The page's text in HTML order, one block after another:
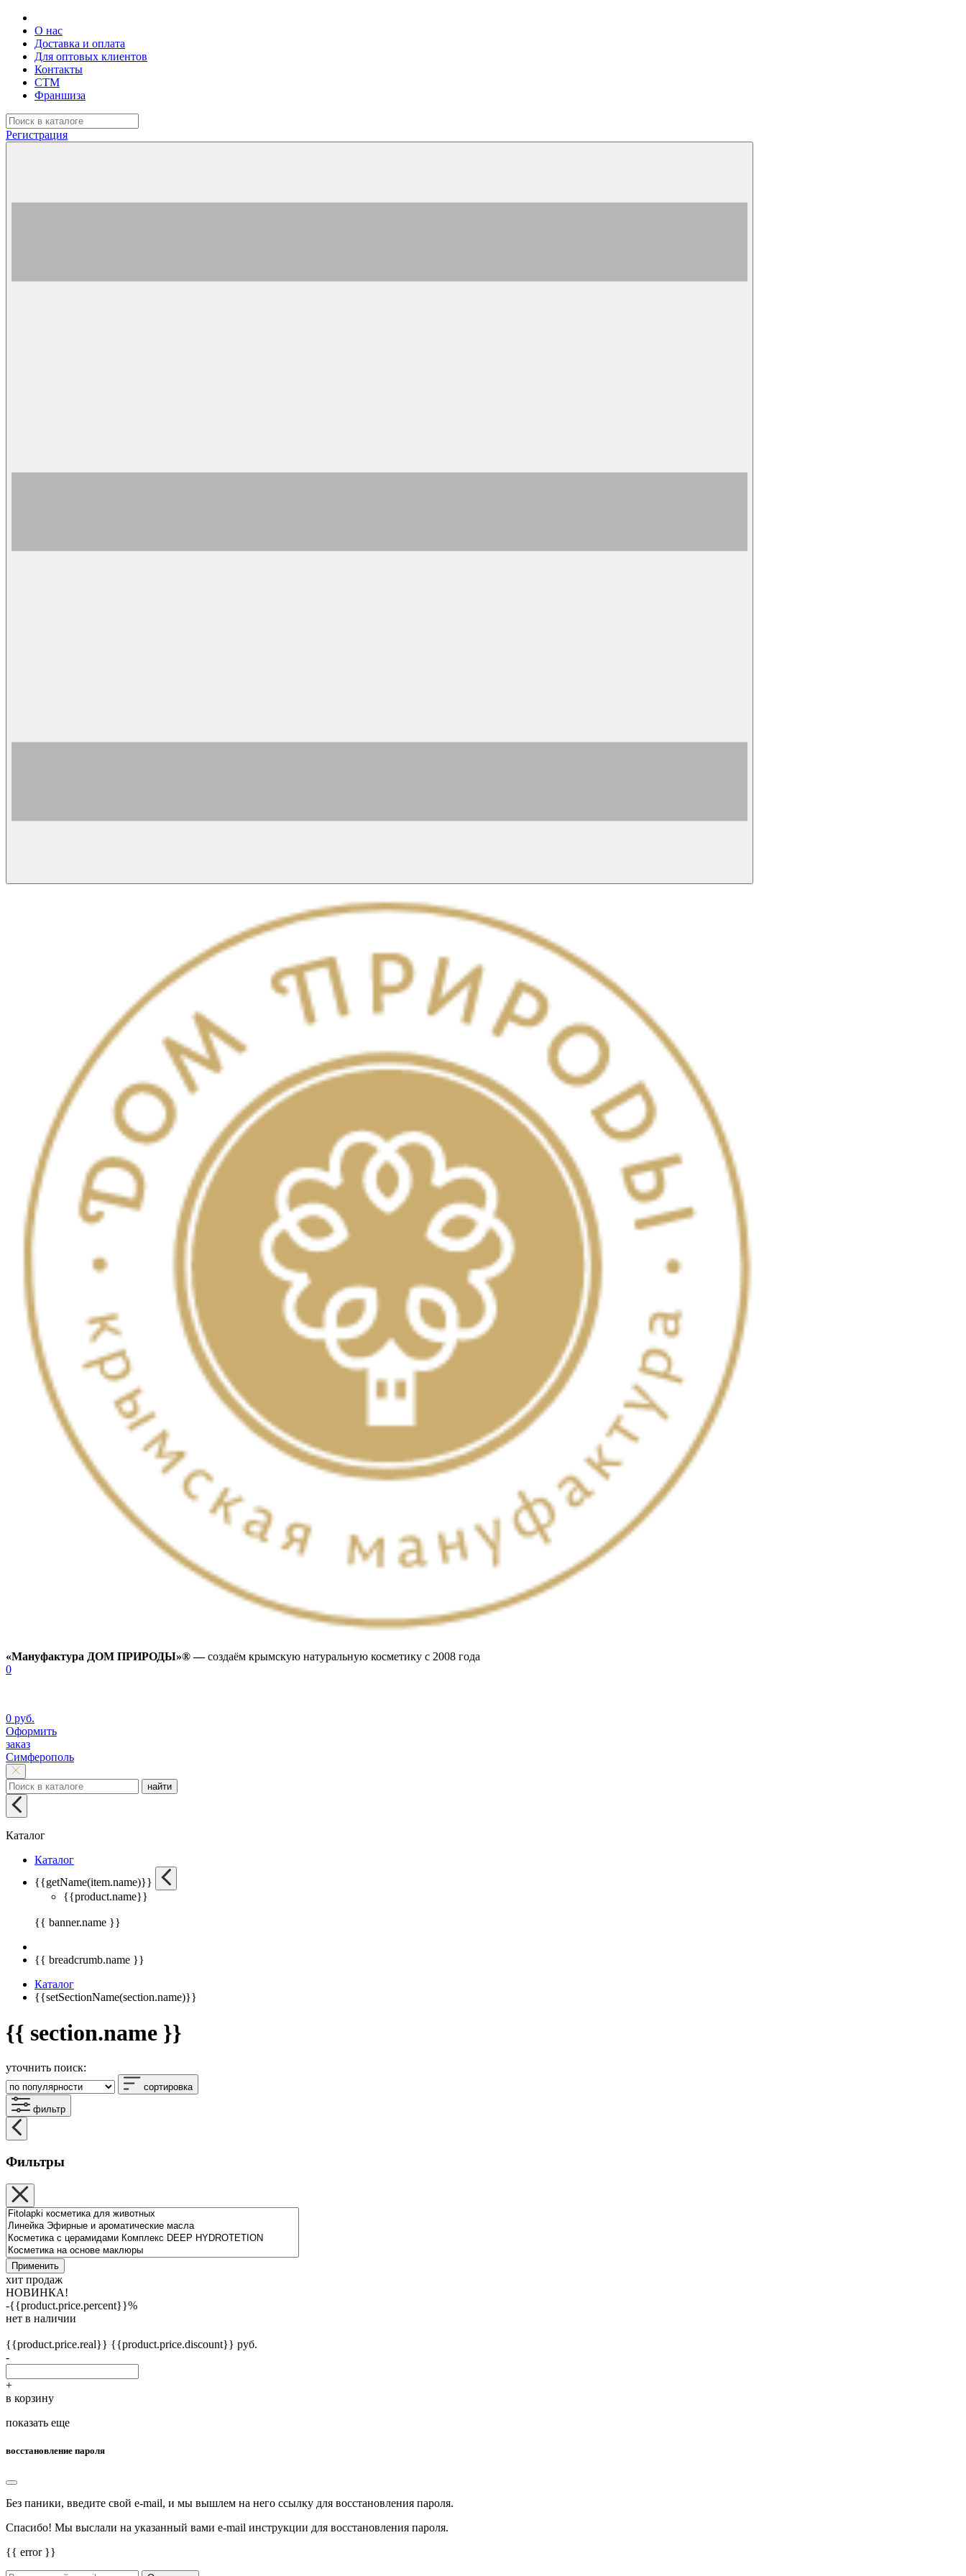
О нас
Доставка и оплата
Для оптовых клиентов
Контакты
СТМ
Франшиза
Регистрация
«Мануфактура ДОМ ПРИРОДЫ»® —создаём крымскую натуральную косметику с 2008 года
0
0 руб.
Оформить
заказ
Симферополь
найти
Каталог
Каталог
{{getName(item.name)}}
{{product.name}}
{{ banner.name }}
{{ breadcrumb.name }}
Каталог
{{setSectionName(section.name)}}
{{ section.name }}
уточнить поиск:
сортировка
фильтр
Фильтры
Применить
хит продаж
НОВИНКА!
-{{product.price.percent}}%
нет в наличии
{{product.price.real}} {{product.price.discount}} руб.
-
+
в корзину
показать еще
восстановление пароля
Без паники, введите свой e-mail, и мы вышлем на него ссылку для восстановления пароля.
Спасибо! Мы выслали на указанный вами e-mail инструкции для восстановления пароля.
{{ error }}